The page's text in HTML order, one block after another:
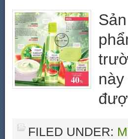
FILED UNDER: